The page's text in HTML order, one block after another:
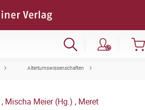
Altertumswissenschaften
, Mischa Meier (Hg.) , Meret